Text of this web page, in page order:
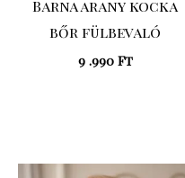
Barna arany kocka
bőr fülbevaló
9 .990 Ft